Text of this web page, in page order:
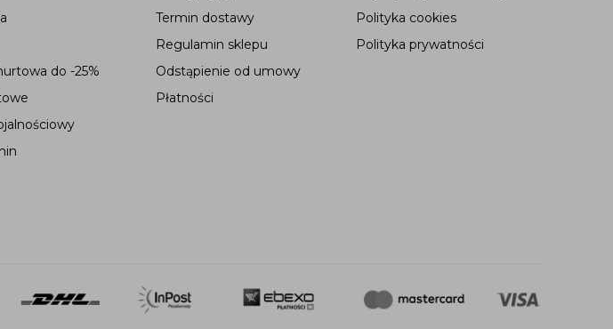
do -25%
Termin dostawy
Regulamin sklepu
Odstąpienie od umowy
Płatności
Polityka cookies
Polityka prywatności